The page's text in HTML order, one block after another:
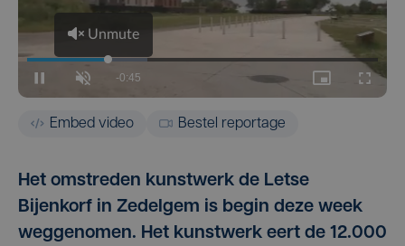
Embed video Bestel reportage
Het omstreden kunstwerk de Letse
Bijenkorf in Zedelgem is begin deze week
weggenomen. Het kunstwerk eert de 12.000